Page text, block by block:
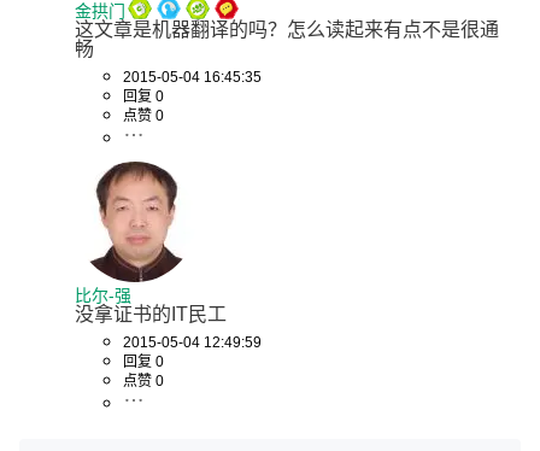
金拱门
这文章是机器翻译的吗？怎么读起来有点不是很通
畅
2015-05-04 16:45:35
回复 0
点赞 0
比尔-强
没拿证书的IT民工
2015-05-04 12:49:59
回复 0
点赞 0